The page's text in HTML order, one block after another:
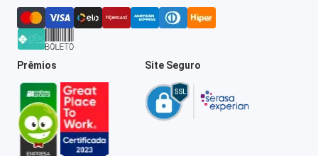
Prêmios Site Seguro